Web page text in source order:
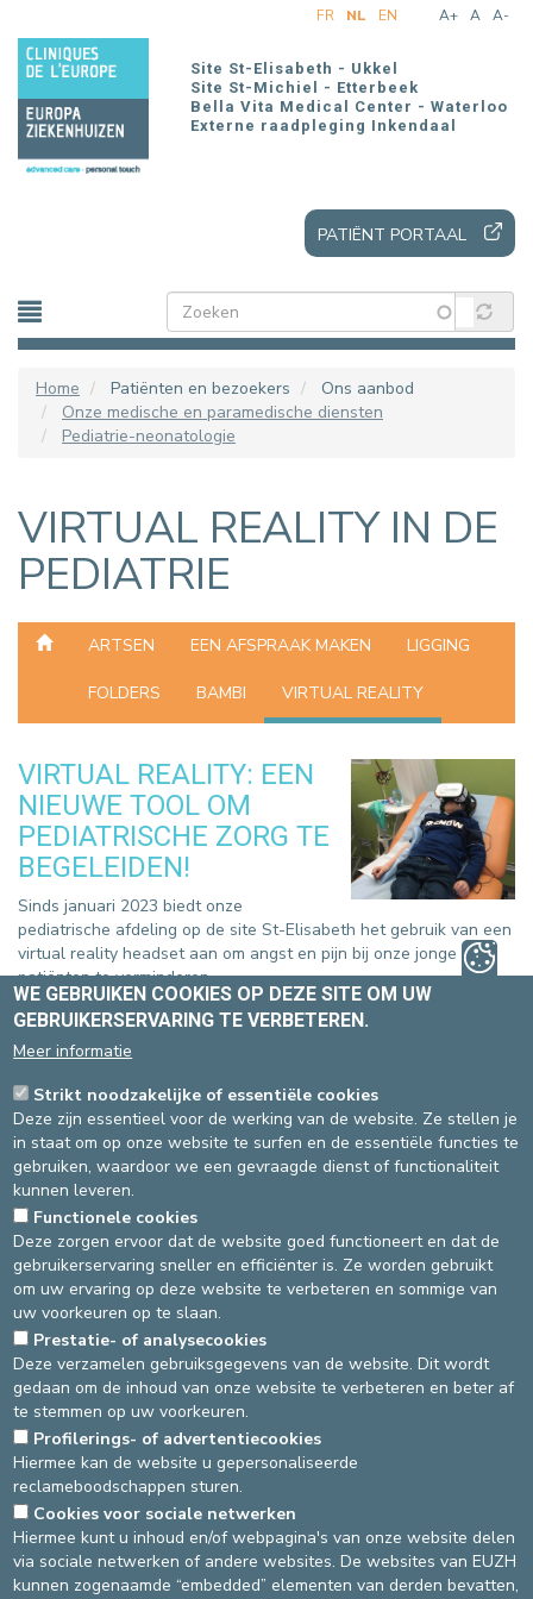
en
naar
inhoud
gaan
A+ A A-
FR NL EN
Site St-Elisabeth - Ukkel
Site St-Michiel - Etterbeek
Bella Vita Medical Center - Waterloo
Externe raadpleging Inkendaal
PATIËNT PORTAAL
Home Patiënten en bezoekers
Ons aanbod
Onze medische en paramedische diensten
Pediatrie-neonatologie
VIRTUAL REALITY IN DE
PEDIATRIE
ARTSEN EEN AFSPRAAK MAKEN LIGGING
FOLDERS BAMBI VIRTUAL REALITY
VIRTUAL REALITY: EEN
NIEUWE TOOL OM
PEDIATRISCHE ZORG TE
BEGELEIDEN!
Sinds januari 2023 biedt onze
pediatrische afdeling op de site St-Elisabeth het gebruik van een
virtual reality headset aan om angst en pijn bij onze jonge
patiënten te verminderen.
Het gebruik van de virtual reality headset heeft tot doel het
zorgmoment om te vormen tot een aangenaam en leuk moment.
tijdens en na de behandeling effectief verlicht. Het is gebaseerd
op hypnose en afleiding van het kind. Het wordt ook wel
"digitale sedatie" genoemd.
Kinderen worden ondergedompeld in een virtuele wereld, geleid
door een stem. De ervaring is aangepast aan jonge patiënten en
alle inhoud is gevalideerd door medische professionals.
Dit systeem werkt bijzonder goed bij kinderen. De
verpleegkundigen van de kinderafdeling stellen vast dat de
patiënten en hun ouders hierdoor minder gestrest en vrolijker
zijn. Alles verloopt vlotter en sneller.
Patiënten vanaf 6 jaar kunnen het systeem gebruiken tijdens hun
verblijf in het ziekenhuis of wanneer ze naar de "Bambi afdeling"
komen voor bloedonderzoek, hechtingen, wondverzorging, enz.
DEVELOP / REDUCE
asbl Cliniques de l’Europe – Europa Ziekenhuizen vzw
N° d’entreprise : 0432011571
WE GEBRUIKEN COOKIES OP DEZE SITE OM UW
GEBRUIKERSERVARING TE VERBETEREN.
Meer informatie
Strikt noodzakelijke of essentiële cookies
Deze zijn essentieel voor de werking van de website. Ze stellen je
in staat om op onze website te surfen en de essentiële functies te
gebruiken, waardoor we een gevraagde dienst of functionaliteit
kunnen leveren.
Functionele cookies
Deze zorgen ervoor dat de website goed functioneert en dat de
gebruikerservaring sneller en efficiënter is. Ze worden gebruikt
om uw ervaring op deze website te verbeteren en sommige van
uw voorkeuren op te slaan.
Prestatie- of analysecookies
Deze verzamelen gebruiksgegevens van de website. Dit wordt
gedaan om de inhoud van onze website te verbeteren en beter af
te stemmen op uw voorkeuren.
Profilerings- of advertentiecookies
Hiermee kan de website u gepersonaliseerde
reclameboodschappen sturen.
Cookies voor sociale netwerken
Hiermee kunt u inhoud en/of webpagina's van onze website delen
via sociale netwerken of andere websites. De websites van EUZH
kunnen zogenaamde “embedded” elementen van derden bevatten,